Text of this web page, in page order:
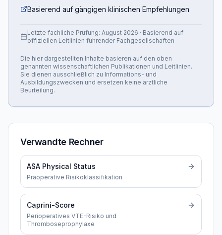
Basierend auf gängigen klinischen Empfehlungen
Letzte fachliche Prüfung: August 2026 · Basierend auf
offiziellen Leitlinien führender Fachgesellschaften
Die hier dargestellten Inhalte basieren auf den oben
genannten wissenschaftlichen Publikationen und Leitlinien.
Sie dienen ausschließlich zu Informations- und
Ausbildungszwecken und ersetzen keine ärztliche
Beurteilung.
Verwandte Rechner
ASA Physical Status
Präoperative Risikoklassifikation
Caprini-Score
Perioperatives VTE-Risiko und
Thromboseprophylaxe